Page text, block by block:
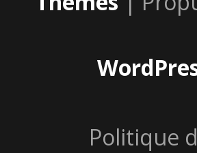
Politique